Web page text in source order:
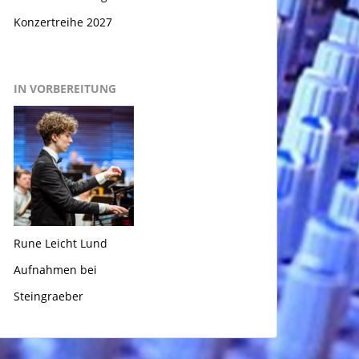
Konzertreihe 2027
IN VORBEREITUNG
Rune Leicht Lund
Aufnahmen bei
Steingraeber